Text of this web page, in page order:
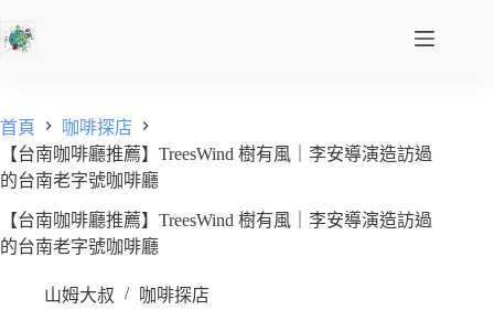
首頁
咖啡探店
【台南咖啡廳推薦】TreesWind 樹有風｜李安導演造訪過
的台南老字號咖啡廳
【台南咖啡廳推薦】TreesWind 樹有風｜李安導演造訪過
的台南老字號咖啡廳
山姆大叔 咖啡探店